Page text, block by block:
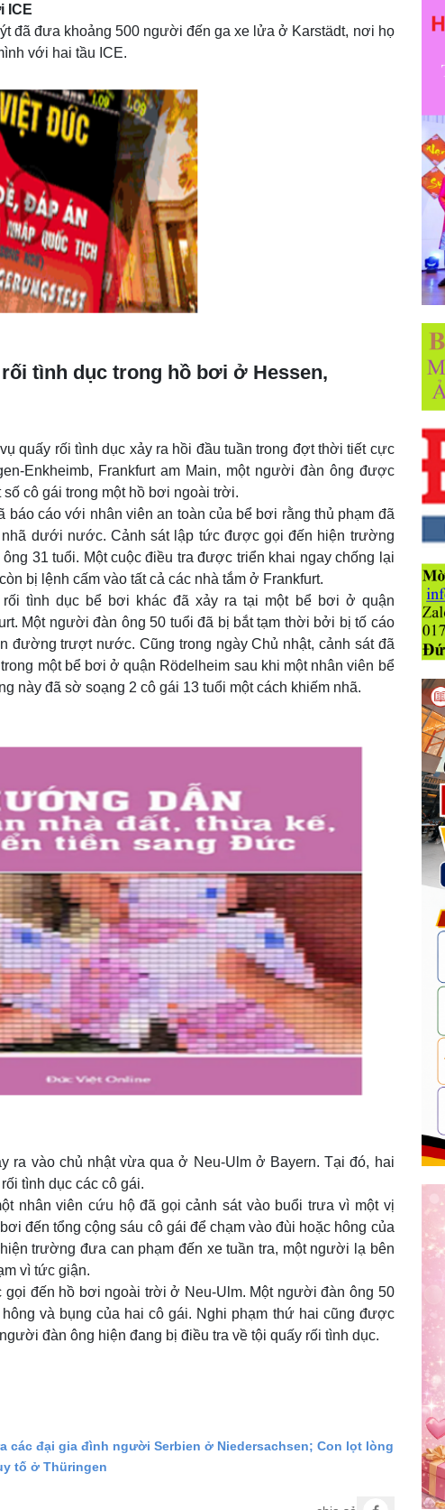
ICE
đã đưa khoảng 500 người đến ga xe lửa ở Karstädt, nơi họ
với hai tầu ICE.
tình dục trong hồ bơi ở Hessen,
quấy rối tình dục xảy ra hồi đầu tuần trong đợt thời tiết cực
Enkheimb, Frankfurt am Main, một người đàn ông được
cô gái trong một hồ bơi ngoài trời.
báo cáo với nhân viên an toàn của bể bơi rằng thủ phạm đã
nhã dưới nước. Cảnh sát lập tức được gọi đến hiện trường
31 tuổi. Một cuộc điều tra được triển khai ngay chống lại
bị lệnh cấm vào tất cả các nhà tắm ở Frankfurt.
tình dục bể bơi khác đã xảy ra tại một bể bơi ở quận
Một người đàn ông 50 tuổi đã bị bắt tạm thời bởi bị tố cáo
đường trượt nước. Cũng trong ngày Chủ nhật, cảnh sát đã
một bể bơi ở quận Rödelheim sau khi một nhân viên bể
này đã sờ soạng 2 cô gái 13 tuổi một cách khiếm nhã.
ra vào chủ nhật vừa qua ở Neu-Ulm ở Bayern. Tại đó, hai
tình dục các cô gái.
nhân viên cứu hộ đã gọi cảnh sát vào buổi trưa vì một vị
đến tổng cộng sáu cô gái để chạm vào đùi hoặc hông của
trường đưa can phạm đến xe tuần tra, một người lạ bên
vì tức giận.
đến hồ bơi ngoài trời ở Neu-Ulm. Một người đàn ông 50
và bụng của hai cô gái. Nghi phạm thứ hai cũng được
đàn ông hiện đang bị điều tra về tội quấy rối tình dục.
các đại gia đình người Serbien ở Niedersachsen; Con lọt lòng
tố ở Thüringen